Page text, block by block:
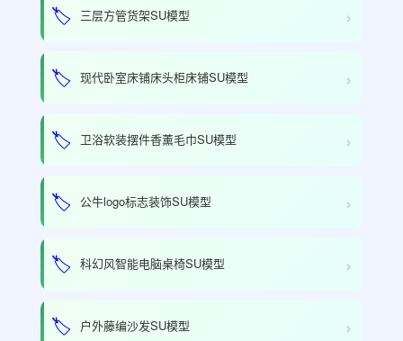
🏷️ 三层方管货架SU模型 ›
🏷️ 现代卧室床铺床头柜床铺SU模型 ›
🏷️ 卫浴软装摆件香薰毛巾SU模型 ›
🏷️ 公牛logo标志装饰SU模型 ›
🏷️ 科幻风智能电脑桌椅SU模型 ›
🏷️ 户外藤编沙发SU模型 ›